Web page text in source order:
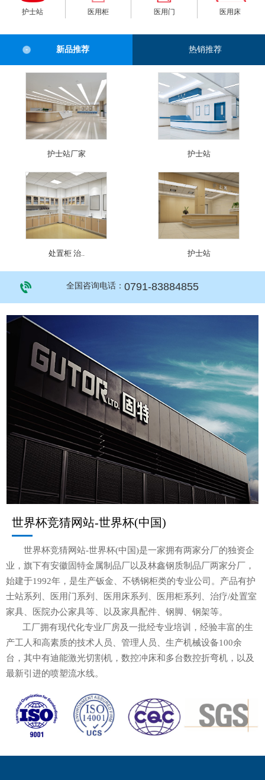
护士站 医用柜 医用门 医用床
新品推荐 热销推荐
护士站厂家 护士站
处置柜 治.. 护士站
全国咨询电话： 0791-83884855
世界杯竞猜网站-世界杯(中国)
世界杯竞猜网站-世界杯(中国)是一家拥有两家分厂的独资企
业，旗下有安徽固特金属制品厂以及林鑫钢质制品厂两家分厂，
始建于1992年，是生产钣金、不锈钢柜类的专业公司。产品有护
士站系列、医用门系列、医用床系列、医用柜系列、治疗/处置室
家具、医院办公家具等、以及家具配件、钢脚、钢架等。
工厂拥有现代化专业厂房及一批经专业培训，经验丰富的生
产工人和高素质的技术人员、管理人员、生产机械设备100余
台，其中有迪能激光切割机，数控冲床和多台数控折弯机，以及
最新引进的喷塑流水线。